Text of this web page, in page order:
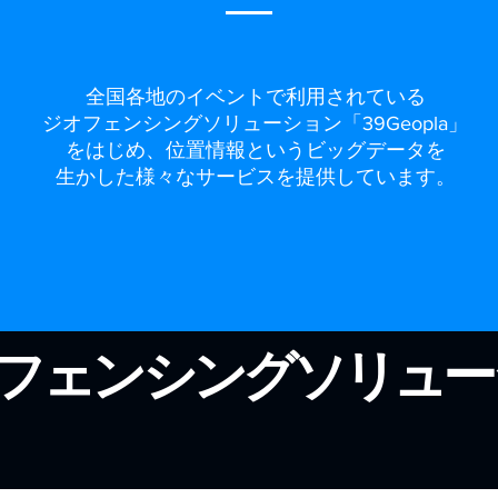
全国各地のイベントで利用されている
ジオフェンシングソリューション「39Geopla」
をはじめ、位置情報というビッグデータを
生かした様々なサービスを提供しています。
ェンシングソリュ